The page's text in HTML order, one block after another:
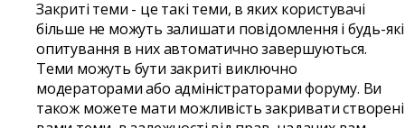
Закриті теми - це такі теми, в яких користувачі
більше не можуть залишати повідомлення і будь-які
опитування в них автоматично завершуються.
Теми можуть бути закриті виключно
модераторами або адміністраторами форуму. Ви
також можете мати можливість закривати створені